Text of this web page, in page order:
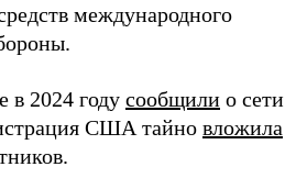
международного
в 2024 году сообщили о сети
США тайно вложила